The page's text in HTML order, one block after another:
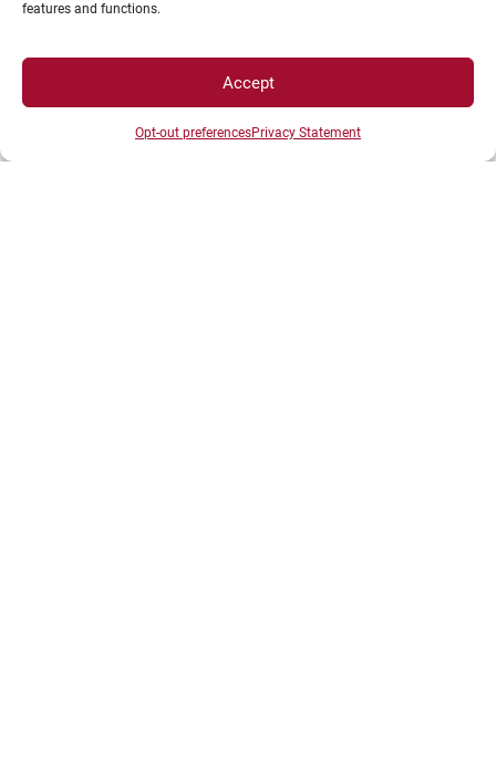
features and functions.
Accept
Opt-out preferencesPrivacy Statement
Plan d’accès des campus
Mentions légales